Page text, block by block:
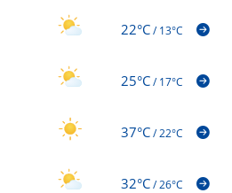
22°C/13°C
25°C/17°C
37°C/22°C
32°C/26°C